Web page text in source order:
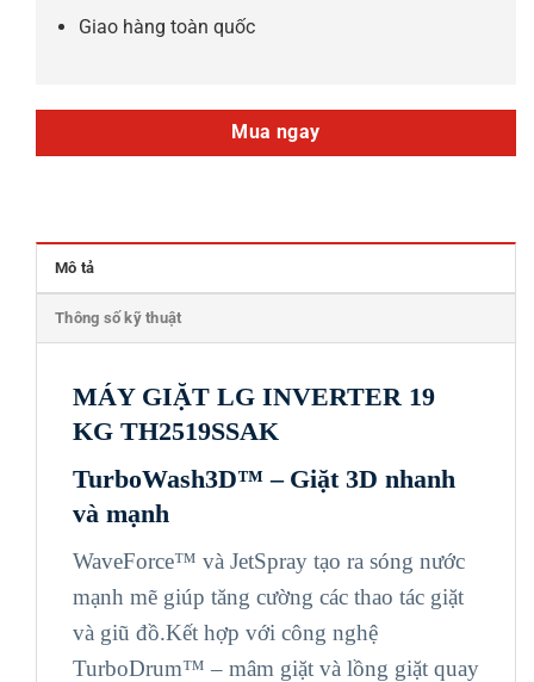
Giao hàng toàn quốc
Mua ngay
Mô tả
Thông số kỹ thuật
MÁY GIẶT LG INVERTER 19
KG TH2519SSAK
TurboWash3D™ – Giặt 3D nhanh
và mạnh
WaveForce™ và JetSpray tạo ra sóng nước
mạnh mẽ giúp tăng cường các thao tác giặt
và giũ đồ.Kết hợp với công nghệ
TurboDrum™ – mâm giặt và lồng giặt quay